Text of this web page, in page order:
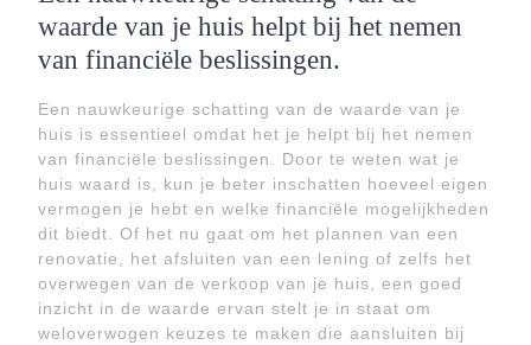
waarde van je huis helpt bij het nemen
van financiële beslissingen.
Een nauwkeurige schatting van de waarde van je
huis is essentieel omdat het je helpt bij het nemen
van financiële beslissingen. Door te weten wat je
huis waard is, kun je beter inschatten hoeveel eigen
vermogen je hebt en welke financiële mogelijkheden
dit biedt. Of het nu gaat om het plannen van een
renovatie, het afsluiten van een lening of zelfs het
overwegen van de verkoop van je huis, een goed
inzicht in de waarde ervan stelt je in staat om
weloverwogen keuzes te maken die aansluiten bij